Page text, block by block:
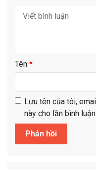
Tên *
Lưu tên của tôi,
này cho lần bình